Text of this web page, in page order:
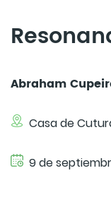
Abraham
Casa de
9 de